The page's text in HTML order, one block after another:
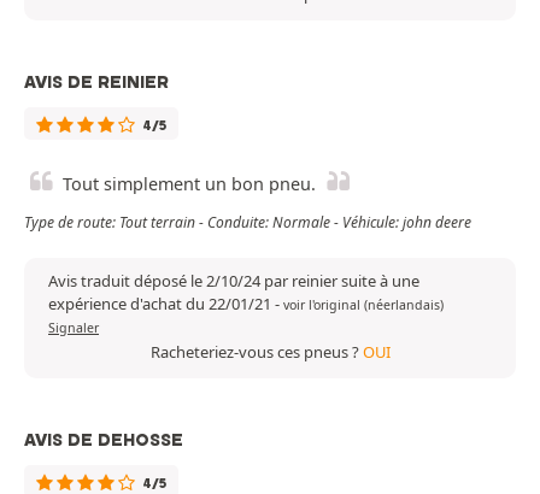
AVIS DE REINIER
4/5
Tout simplement un bon pneu.
Type de route: Tout terrain - Conduite: Normale - Véhicule: john deere
Avis traduit déposé le 2/10/24 par reinier suite à une
expérience d'achat du 22/01/21 - voir l'original (néerlandais)
Signaler
Racheteriez-vous ces pneus ?OUI
AVIS DE DEHOSSE
4/5